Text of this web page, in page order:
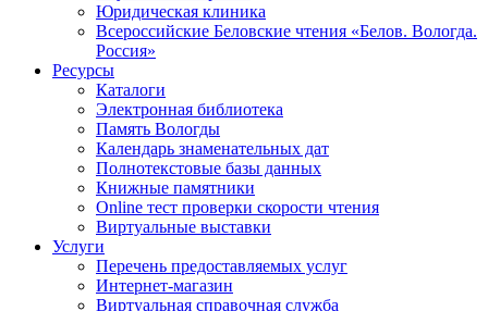
Юридическая клиника
Всероссийские Беловские чтения «Белов. Вологда.
Россия»
Ресурсы
Каталоги
Электронная библиотека
Память Вологды
Календарь знаменательных дат
Полнотекстовые базы данных
Книжные памятники
Online тест проверки скорости чтения
Виртуальные выставки
Услуги
Перечень предоставляемых услуг
Интернет-магазин
Виртуальная справочная служба